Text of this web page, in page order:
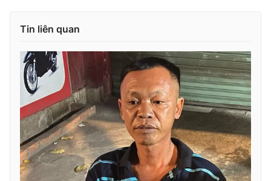
® Cấm sao chép dưới mọi hình thức nếu không có sự chấp
thuận bằng văn bản. Ghi rõ nguồn VTV.vn khi phát hành lại
thông tin từ website này.
Tin liên quan